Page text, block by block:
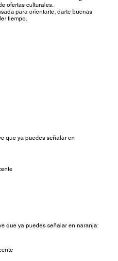
ofertas culturales.
para orientarte, darte buenas
tiempo.
que ya puedes señalar en
que ya puedes señalar en naranja: